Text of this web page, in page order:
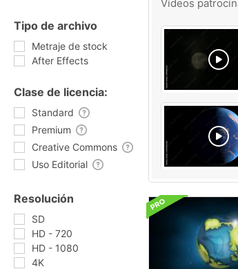
Tipo de archivo
Metraje de stock
After Effects
Clase de licencia:
Standard
Premium
Creative Commons
Uso Editorial
Resolución
SD
HD - 720
HD - 1080
4K
Videos